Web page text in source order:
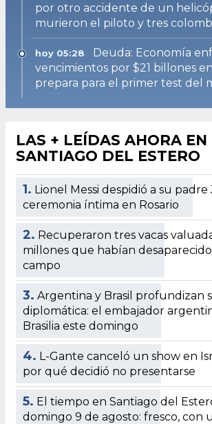
por otro accidente de un
murieron el piloto y tres
hoy 05:28
Deuda: Economía
vencimientos por $21 billones
prepara para el primer test del
LAS + LEÍDAS AHORA EN
SANTIAGO DEL ESTERO
1. Lionel Messi despidió a su
ceremonia íntima en Rosario
2. Recuperaron tres vacas
millones que habían
campo
3. Argentina y Brasil profundizan
diplomática: el embajador
Brasilia este domingo
4. L-Gante canceló un show en
por qué decidió no presentarse
5. El tiempo en Santiago del
domingo 9 de agosto: fresco, con